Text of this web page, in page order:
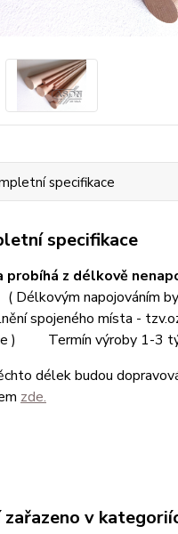
specifikace
specifikace
probíhá z délkově
( Délkovým napojováním
spojeného místa -
) Termín výroby 1-3
délek budou
zde.
zařazeno v